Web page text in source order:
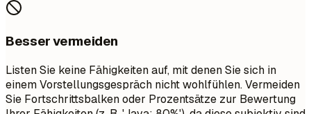
Besser vermeiden
Listen Sie keine Fähigkeiten auf, mit denen Sie sich in
einem Vorstellungsgespräch nicht wohlfühlen. Vermeiden
Sie Fortschrittsbalken oder Prozentsätze zur Bewertung